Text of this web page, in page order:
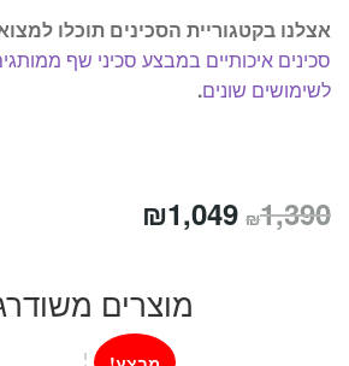
אצלנו בקטגוריית הסכינים תוכלו
סכינים איכותיים במבצע סכיני שף
לשימושים שונים.
₪1,390 המחיר
היה:
₪1,390.
₪1,049
הוא:
₪1,049.
מוצרים